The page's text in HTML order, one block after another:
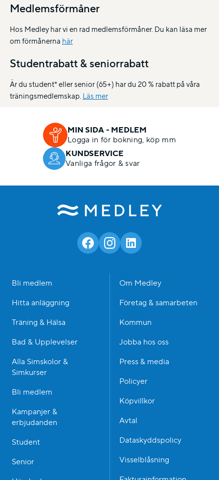
Medlemsförmåner
Hos Medley har vi en rad medlemsförmåner. Du kan läsa mer
om förmånerna här
Studentrabatt & seniorrabatt
Är du student* eller senior (65+) har du 20 % rabatt på våra
träningsmedlemskap.Läs mer
MIN SIDA - MEDLEM
Logga in för bokning, köp mm
KUNDSERVICE
Vanliga frågor & svar
Bli medlem
Hitta anläggning
Träning & Hälsa
Bad & Upplevelser
Alla Simskolor &
Simkurser
Bli medlem
Kampanjer &
erbjudanden
Student
Senior
Om Medley
Företag & samarbeten
Kommun
Jobba hos oss
Press & media
Policyer
Köpvillkor
Avtal
Dataskyddspolicy
Visselblåsning